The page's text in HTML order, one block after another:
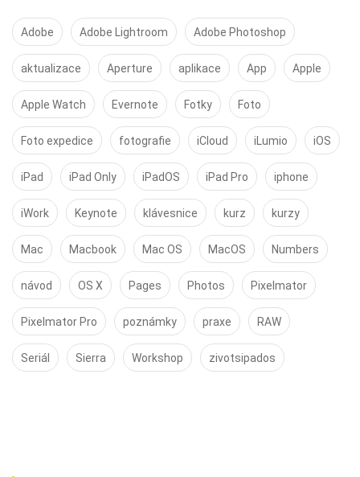
Adobe Adobe Lightroom Adobe Photoshop
aktualizace Aperture aplikace App Apple
Apple Watch Evernote Fotky Foto
Foto expedice fotografie iCloud iLumio iOS
iPad iPad Only iPadOS iPad Pro iphone
iWork Keynote klávesnice kurz kurzy
Mac Macbook Mac OS MacOS Numbers
návod OS X Pages Photos Pixelmator
Pixelmator Pro poznámky praxe RAW
Seriál Sierra Workshop zivotsipados